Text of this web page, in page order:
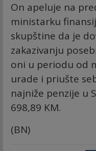
On apeluje na
ministarku
skupštine da je
zakazivanju
oni u periodu od
urade i priušte
najniže penzije u
698,89 KM.
(BN)